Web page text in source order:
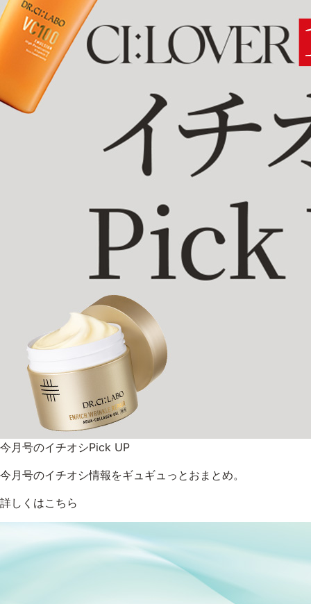
敏感・肌あれ 日焼け
トライアルキット
キャンペーン情報
通販限定商品
クーポン＆ポイント
アウトレット商品
定期便
今月号のイチオシPick UP
今月号のイチオシ情報をギュギュっとおまとめ。
詳しくはこちら